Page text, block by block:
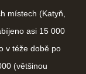
místech (Katyň,
asi 15 000
v téže době po
(většinou